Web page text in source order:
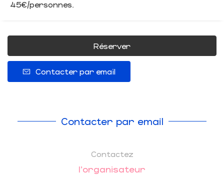
45€/personnes.
Réserver
Contacter par email
Contacter par email
Contactez
l'organisateur